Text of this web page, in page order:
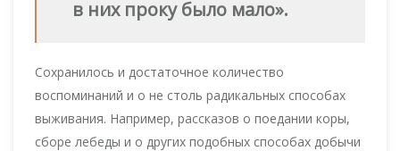
в них проку было мало».
Сохранилось и достаточное количество
воспоминаний и о не столь радикальных способах
выживания. Например, рассказов о поедании коры,
сборе лебеды и о других подобных способах добычи